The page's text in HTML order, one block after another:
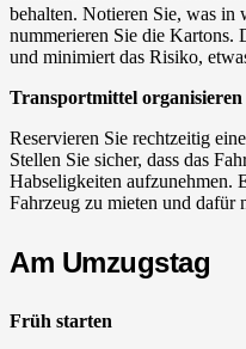
behalten. Notieren Sie, was in
nummerieren Sie die Kartons.
und minimiert das Risiko,
Transportmittel organisieren
Reservieren Sie rechtzeitig
Stellen Sie sicher, dass das
Habseligkeiten aufzunehmen.
Fahrzeug zu mieten und dafür
Am Umzugstag
Früh starten